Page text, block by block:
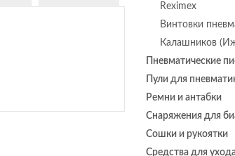
Reximex
Винтовки
Калашников
Пневматические
Пули для
Ремни и антабки
Снаряжения для
Сошки и рукоятки
Средства для